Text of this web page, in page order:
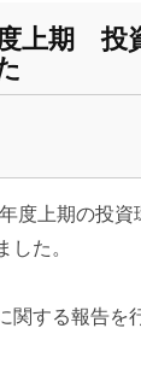
上期 投
度上期の投
した。
関する報告